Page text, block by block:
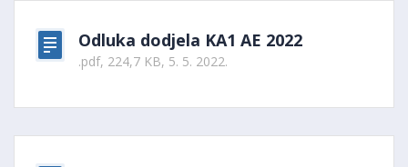
Odluka dodjela KA1 AE 2022
.pdf, 224,7 KB, 5. 5. 2022.